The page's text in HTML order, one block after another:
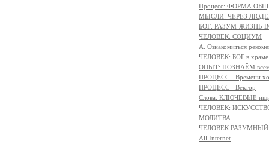
Процесс: ФОРМА
МЫСЛИ: ЧЕРЕЗ
БОГ: РАЗУМ-ЖИЗНЬ-
ЧЕЛОВЕК: СОЦИУМ
А. Ознакомиться
ЧЕЛОВЕК: БОГ в
ОПЫТ: ПОЗНАЁМ всем
ПРОЦЕСС - Времени
ПРОЦЕСС - Вектор
Слова: КЛЮЧЕВЫЕ
ЧЕЛОВЕК:
МОЛИТВА
ЧЕЛОВЕК РАЗУМНЫЙ:
All Internet